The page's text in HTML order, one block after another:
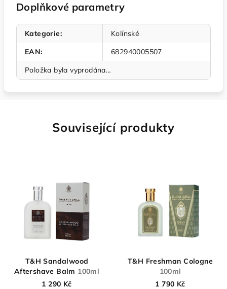
Doplňkové parametry
Kategorie:
Kolínské
EAN:
682940005507
Položka byla vyprodána…
Související produkty
T&H Sandalwood
Aftershave Balm 100ml
1 290 Kč
T&H Freshman Cologne
100ml
1 790 Kč